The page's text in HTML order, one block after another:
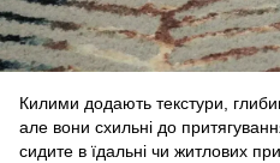
Килими додають текстури,
але вони схильні до
сидите в їдальні чи житлових